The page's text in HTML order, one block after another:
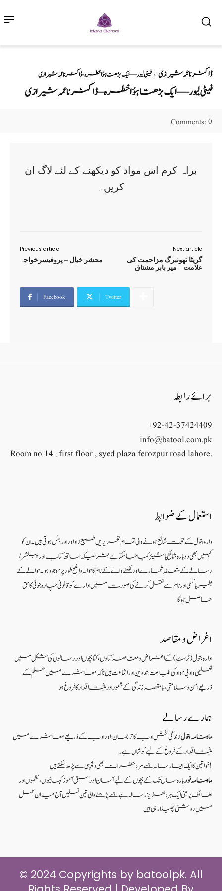
ڈاکٹر ناعمہ شیرازی فیٹی لیور — ایک بڑھتا ہؤا خطرہ - ڈاکٹر ناعمہ شیرازی
فیٹی لیور — ایک بڑھتا ہؤا خطرہ – ڈاکٹر ناعمہ شیرازی
Comments: 0
براہ کرم اس مواد کو دیکھنے کے لئے لاگ ان
کریں۔
Previous article
محشر خیال – پروفیسرخواجہ
Next article
گریٹا تھونبرگ مزاحمت کی
علامت – میر بابر مشتاق
Facebook Twitter
برائے رابطہ
+92-42-37424409
info@batool.com.pk
Room no 14 , first floor , syed plaza ferozpur road lahore.
استعمال کے ضوابط
دارہ بتول کے تحت شائع ہونے والی تمام تحریریں طبع زاد اور اورجنل ہوتی ہیں۔ ان کو
کہیں بھی دوبارہ شائع یا شیئر کیا جا سکتا ہے بشرطیکہ ساتھ کتاب اور پبلشر/
رسالے کے متعلقہ شمارے اور لکھنے والے کے نام کا حوالہ واضح طور پر موجود ہو۔ حوالے کے
بغیر یا کسی اور نام سے نقل کرنے کی صورت میں ادارے کو قانونی چارہ جوئی کا حق
حاصل ہو گا
اغراض و مقاصد
ادارہ بتول (ٹرسٹ) کے اغراض و مقاصد کتاوں ، کتابچوں اور رسالوں کی شکل میں
تعلیمی و ادبی مواد کی طباعت، تدوین اور اشاعت ہیں تاکہ معاشرے میں علم کے
ذریعےامن و سلامتی ، بامقصد زندگی کے شعوراورمثبت اقدار کا فروغ ہو
ہمارے رسالے
ماہنامہ بتولزندگی بخش ادب کا ترجمان، اور ادب کے ذریعے معاشرے میں
مثبت اقدار کے فروغ کے لیے کوشاں ہے۔
خواتین کا ایک ایسا رسالہ جسے مرد حضرات بھی دلچسپی سے پڑھ سکتے ہیں!
ماہنامہ نوربارہ سال تک کے بچوں کے لیے آسان اور سبق آموزکہانیوں ،نظموں اور
لطائف پر مبنی ایک ہر دلعزیز رسالہ ہے جسے پڑھنے والی تین نسلیں آج میدان عمل
میں روشنی پھیلا رہی ہیں
© 2024 Copyrights by batoolpk. All